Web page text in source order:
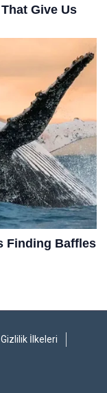
Gizlilik İlkeleri